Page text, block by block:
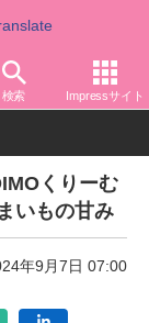
検索 Impressサイト
くりーむ
いもの甘み
年9月7日 07:00